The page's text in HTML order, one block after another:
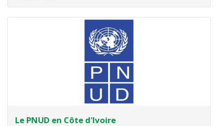
Elle regroupe en son sein les entreprises
Le PNUD en Côte d'Ivoire